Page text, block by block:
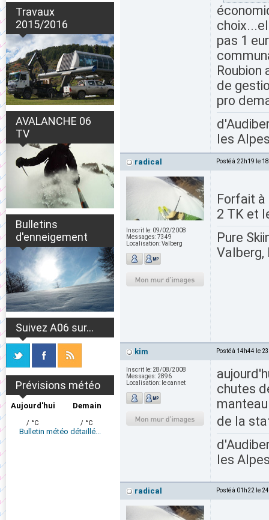
Travaux
2015/2016
AVALANCHE 06
TV
Bulletins
d'enneigement
Suivez A06 sur...
Prévisions météo
Aujourd'hui
/ °C
Demain
/ °C
Bulletin météo détaillé...
pas 1
de
pro
les
radical Posté à 22h19 le
Inscrit le: 09/02/2008
Messages:7349
Localisation:Valberg
Forfait à
2 TK et
Pure
Valberg,
kim Posté à 14h44 le
Inscrit le: 28/08/2008
Messages: 2896
Localisation: le cannet
chutes
de la
les
radical Posté à 01h22 le